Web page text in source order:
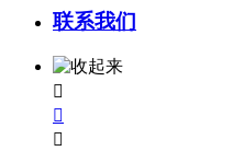
联系我们


